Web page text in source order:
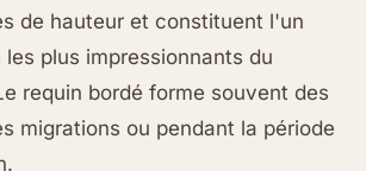
de hauteur et constituent l'un
plus impressionnants du
requin bordé forme souvent des
migrations ou pendant la période